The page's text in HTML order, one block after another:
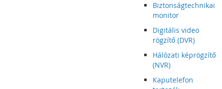
Biztonságtechnikai
monitor
Digitális video
rögzítő (DVR)
Hálózati képrögzítő
(NVR)
Kaputelefon